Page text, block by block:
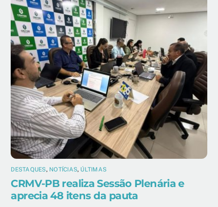
DESTAQUES, NOTÍCIAS, ÚLTIMAS
CRMV-PB realiza Sessão Plenária e
aprecia 48 itens da pauta